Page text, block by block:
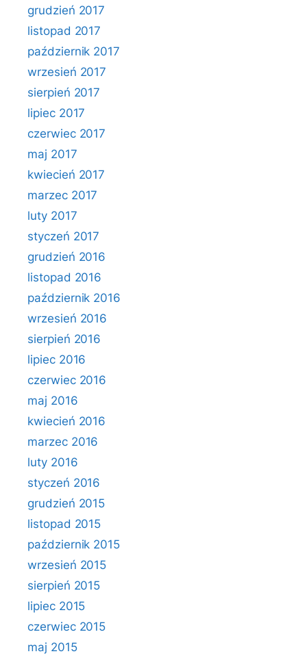
grudzień 2017
listopad 2017
październik 2017
wrzesień 2017
sierpień 2017
lipiec 2017
czerwiec 2017
maj 2017
kwiecień 2017
marzec 2017
luty 2017
styczeń 2017
grudzień 2016
listopad 2016
październik 2016
wrzesień 2016
sierpień 2016
lipiec 2016
czerwiec 2016
maj 2016
kwiecień 2016
marzec 2016
luty 2016
styczeń 2016
grudzień 2015
listopad 2015
październik 2015
wrzesień 2015
sierpień 2015
lipiec 2015
czerwiec 2015
maj 2015